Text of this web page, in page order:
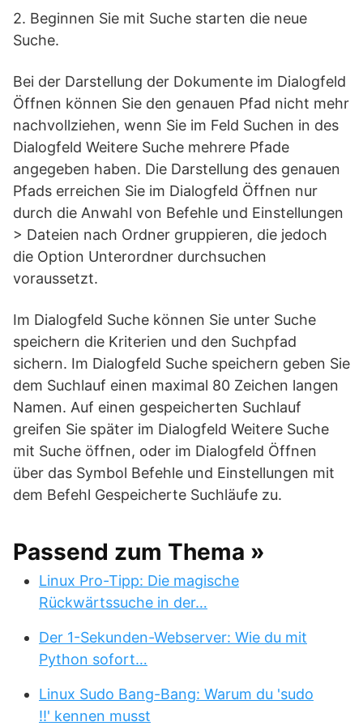
2. Beginnen Sie mit Suche starten die neue
Suche.
Bei der Darstellung der Dokumente im Dialogfeld
Öffnen können Sie den genauen Pfad nicht mehr
nachvollziehen, wenn Sie im Feld Suchen in des
Dialogfeld Weitere Suche mehrere Pfade
angegeben haben. Die Darstellung des genauen
Pfads erreichen Sie im Dialogfeld Öffnen nur
durch die Anwahl von Befehle und Einstellungen
> Dateien nach Ordner gruppieren, die jedoch
die Option Unterordner durchsuchen
voraussetzt.
Im Dialogfeld Suche können Sie unter Suche
speichern die Kriterien und den Suchpfad
sichern. Im Dialogfeld Suche speichern geben Sie
dem Suchlauf einen maximal 80 Zeichen langen
Namen. Auf einen gespeicherten Suchlauf
greifen Sie später im Dialogfeld Weitere Suche
mit Suche öffnen, oder im Dialogfeld Öffnen
über das Symbol Befehle und Einstellungen mit
dem Befehl Gespeicherte Suchläufe zu.
Passend zum Thema »
Linux Pro-Tipp: Die magische
Rückwärtssuche in der…
Der 1-Sekunden-Webserver: Wie du mit
Python sofort…
Linux Sudo Bang-Bang: Warum du 'sudo
!!' kennen musst